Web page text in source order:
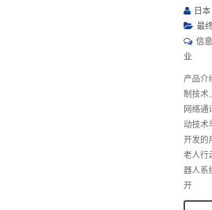
日本
最
信
业
产品介
制技术
网络通
动技术
开发的
老人行
器人系
开